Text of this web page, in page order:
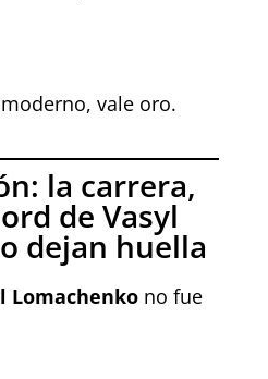
vale oro.
la carrera,
de Vasyl
dejan huella
Lomachenkono fue